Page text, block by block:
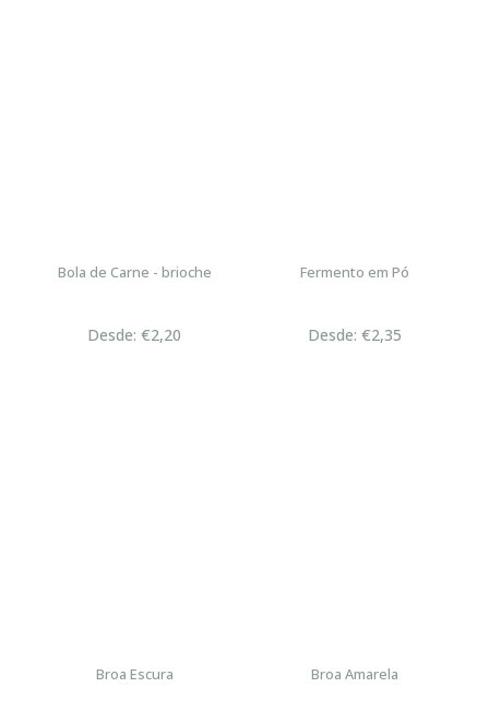
Bola de Carne - brioche
Desde: €2,20
Fermento em Pó
Desde: €2,35
Broa Escura Broa Amarela